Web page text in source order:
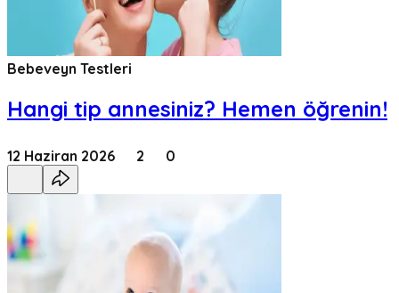
Bebeveyn Testleri
Hangi tip annesiniz? Hemen öğrenin!
12 Haziran 2026 2 0